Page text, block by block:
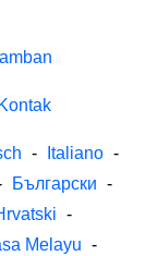
Kontak
- Italiano -
Български -
-
Melayu -